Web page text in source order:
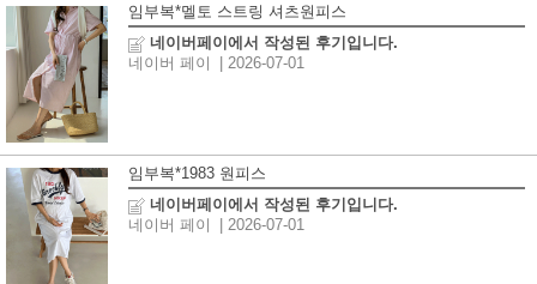
임부복*멜토 스트링 셔츠원피스
네이버페이에서 작성된 후기입니다.
네이버 페이
| 2026-07-01
임부복*1983 원피스
네이버페이에서 작성된 후기입니다.
네이버 페이
| 2026-07-01